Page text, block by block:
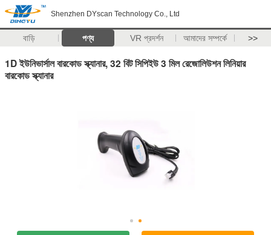
Shenzhen DYscan Technology Co., Ltd
বাড়ি পণ্য VR প্রদর্শন আমাদের সম্পর্কে >>
1D ইউনিভার্সাল বারকোড স্ক্যানার, 32 বিট সিপিইউ 3 মিল রেজোলিউশন লিনিয়ার
বারকোড স্ক্যানার